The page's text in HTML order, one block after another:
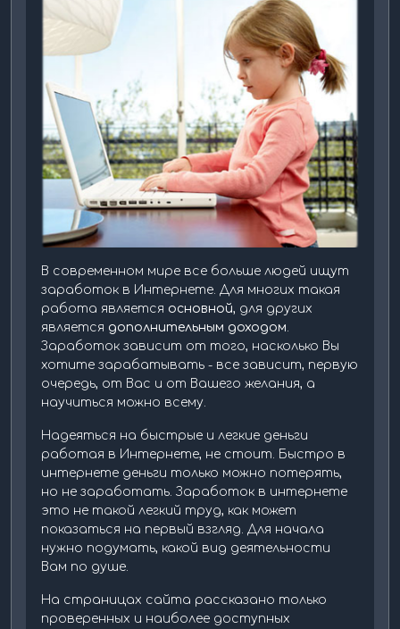
В современном мире все больше людей ищут
заработок в Интернете. Для многих такая
работа является основной, для других
является дополнительным доходом
Заработок зависит от того, насколько Вы
хотите зарабатывать - все зависит, первую
очередь, от Вас и от Вашего желания, а
научиться можно всему.
Надеяться на быстрые и легкие деньги
работая в Интернете, не стоит. Быстро в
интернете деньги только можно потерять,
но не заработать. Заработок в интернете
это не такой легкий труд, как может
показаться на первый взгляд. Для начала
нужно подумать, какой вид деятельности
Вам по душе.
На страницах сайта рассказано только
проверенных и наиболее доступных